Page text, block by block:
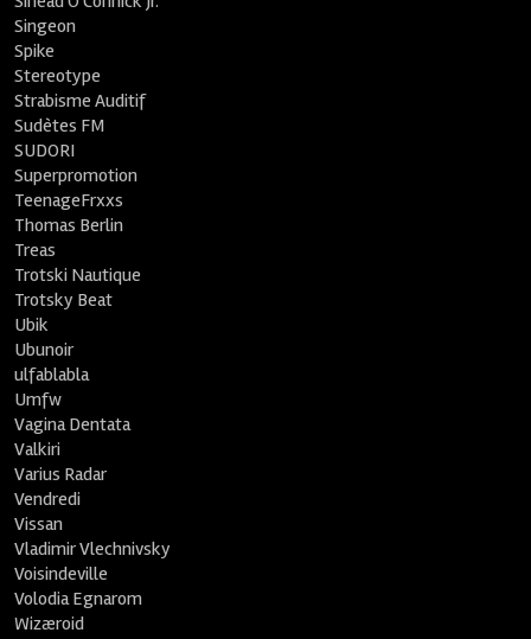
Singeon
Spike
Stereotype
Strabisme Auditif
Sudètes FM
SUDORI
Superpromotion
TeenageFrxxs
Thomas Berlin
Treas
Trotski Nautique
Trotsky Beat
Ubik
Ubunoir
ulfablabla
Umfw
Vagina Dentata
Valkiri
Varius Radar
Vendredi
Vissan
Vladimir Vlechnivsky
Voisindeville
Volodia Egnarom
Wizæroid